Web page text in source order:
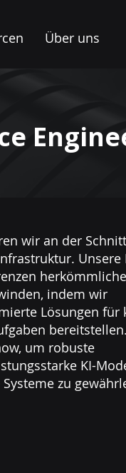
Über uns
wir an der
indem wir
Lösungen für
um robuste
KI-
zu